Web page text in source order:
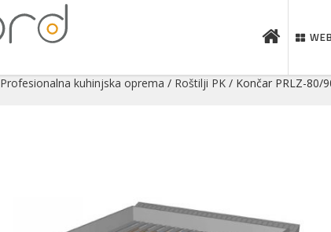
Profesionalna kuhinjska oprema / Roštilji PK / Končar PRLZ-80/